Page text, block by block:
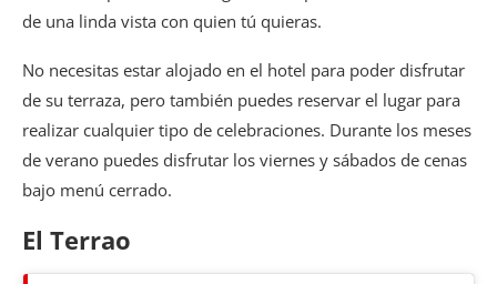
de una linda vista con quien tú quieras.
No necesitas estar alojado en el hotel para poder disfrutar
de su terraza, pero también puedes reservar el lugar para
realizar cualquier tipo de celebraciones. Durante los meses
de verano puedes disfrutar los viernes y sábados de cenas
bajo menú cerrado.
El Terrao